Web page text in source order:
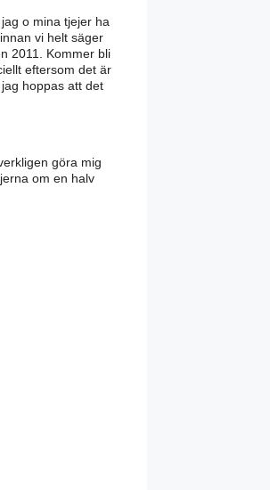
o mina tjejer ha
vi helt säger
2011. Kommer bli
eftersom det är
hoppas att det
göra mig
om en halv